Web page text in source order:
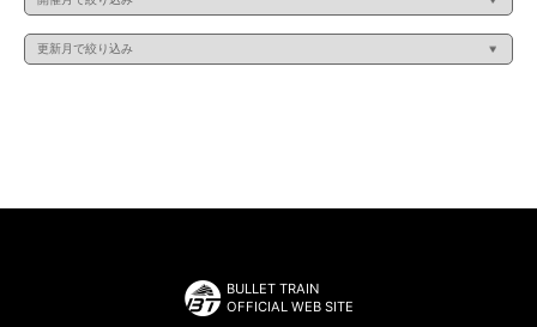
BULLET TRAIN
OFFICIAL WEB SITE